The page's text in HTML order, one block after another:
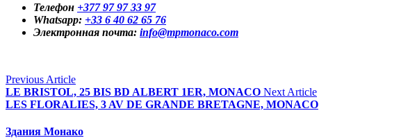
Телефон +377 97 97 33 97
Whatsapp: +33 6 40 62 65 76
Электронная почта: info@mpmonaco.com
Previous Article
LE BRISTOL, 25 BIS BD ALBERT 1ER, MONACO Next Article
LES FLORALIES, 3 AV DE GRANDE BRETAGNE, MONACO
Здания Монако